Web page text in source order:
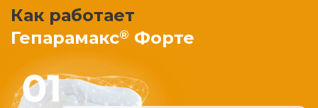
Как работает
Гепарамакс® Форте